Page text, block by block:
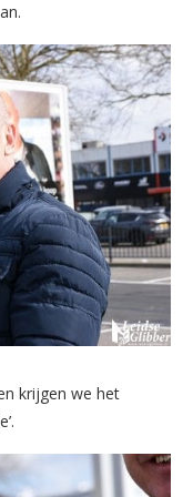
krijgen we het